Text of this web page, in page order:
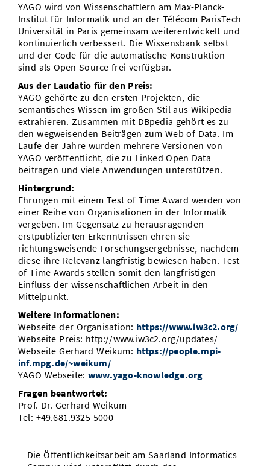
YAGO wird von Wissenschaftlern am Max-Planck-
Institut für Informatik und an der Télécom ParisTech
Universität in Paris gemeinsam weiterentwickelt und
kontinuierlich verbessert. Die Wissensbank selbst
und der Code für die automatische Konstruktion
sind als Open Source frei verfügbar.
Aus der Laudatio für den Preis:
YAGO gehörte zu den ersten Projekten, die
semantisches Wissen im großen Stil aus Wikipedia
extrahieren. Zusammen mit DBpedia gehört es zu
den wegweisenden Beiträgen zum Web of Data. Im
Laufe der Jahre wurden mehrere Versionen von
YAGO veröffentlicht, die zu Linked Open Data
beitragen und viele Anwendungen unterstützen.
Hintergrund:
Ehrungen mit einem Test of Time Award werden von
einer Reihe von Organisationen in der Informatik
vergeben. Im Gegensatz zu herausragenden
erstpublizierten Erkenntnissen ehren sie
richtungsweisende Forschungsergebnisse, nachdem
diese ihre Relevanz langfristig bewiesen haben. Test
of Time Awards stellen somit den langfristigen
Einfluss der wissenschaftlichen Arbeit in den
Mittelpunkt.
Weitere Informationen:
Webseite der Organisation: https://www.iw3c2.org/
Webseite Preis: http://www.iw3c2.org/updates/
Webseite Gerhard Weikum: https://people.mpi-
inf.mpg.de/~weikum/
YAGO Webseite: www.yago-knowledge.org
Fragen beantwortet:
Prof. Dr. Gerhard Weikum
Tel: +49.681.9325-5000
Die Öffentlichkeitsarbeit am Saarland Informatics